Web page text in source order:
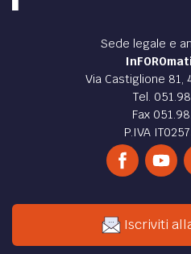
Sede legale e
Via Castiglione 81,
Tel.
Fax
P.IVA
Iscriviti